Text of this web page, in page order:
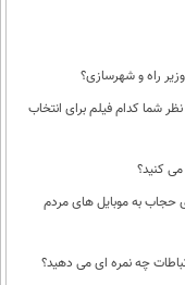
راه و شهرسازی؟
نظر شما کدام فیلم برای انتخاب
می کنید؟
حجاب به موبایل های مردم
چه نمره ای می دهید؟